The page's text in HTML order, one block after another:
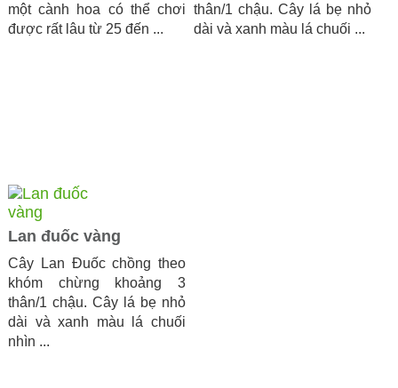
một cành hoa có thể chơi
được rất lâu từ 25 đến ...
thân/1 chậu. Cây lá bẹ nhỏ
dài và xanh màu lá chuối ...
Lan đuốc vàng
Cây Lan Đuốc chồng theo
khóm chừng khoảng 3
thân/1 chậu. Cây lá bẹ nhỏ
dài và xanh màu lá chuối
nhìn ...